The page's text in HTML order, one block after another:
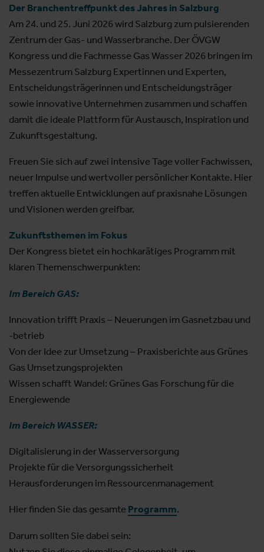
Der Branchentreffpunkt des Jahres in Salzburg
Am 24. und 25. Juni 2026 wird Salzburg zum pulsierenden
Zentrum der Gas- und Wasserbranche. Der ÖVGW
Kongress und die Fachmesse Gas Wasser 2026 bringen im
Messezentrum Salzburg Expertinnen und Experten,
Entscheidungsträgerinnen und Entscheidungsträger
sowie innovative Unternehmen zusammen und schaffen
damit die ideale Plattform für Austausch, Inspiration und
Zukunftsgestaltung.
Freuen Sie sich auf zwei intensive Tage voller Fachwissen,
neuer Impulse und wertvoller persönlicher Kontakte. Hier
treffen aktuelle Entwicklungen auf praxisnahe Lösungen
und Visionen werden greifbar.
Zukunftsthemen im Fokus
Der Kongress bietet ein hochkarätiges Programm mit
klaren Themenschwerpunkten:
Im Bereich GAS:
Innovation trifft Praxis – Neuerungen im Gasnetzbau und
-betrieb
Von der Idee zur Umsetzung – Praxisberichte aus Grünes
Gas Umsetzungsprojekten
Wissen schafft Wandel: Grünes Gas Forschung für die
Energiewende
Im Bereich WASSER:
Digitalisierung in der Wasserversorgung
Projekte für die Versorgungssicherheit
Herausforderungen im Ressourcenmanagement
Hier finden Sie das gesamte Programm.
Darum sollten Sie dabei sein: